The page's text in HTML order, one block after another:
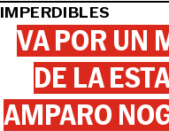
IMPERDIBLES
VA POR UN
DE LA
AMPARO